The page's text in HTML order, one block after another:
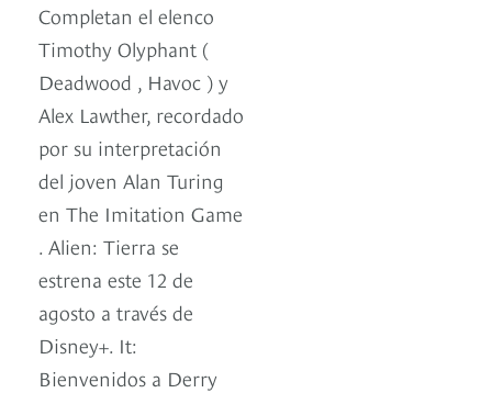
Completan el elenco
Timothy Olyphant (
Deadwood , Havoc ) y
Alex Lawther, recordado
por su interpretación
del joven Alan Turing
en The Imitation Game
. Alien: Tierra se
estrena este 12 de
agosto a través de
Disney+. It:
Bienvenidos a Derry